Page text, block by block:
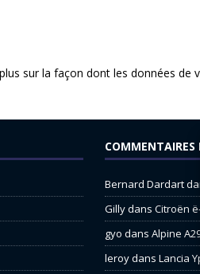
sur la façon dont les données de
COMMENTAIRES
Bernard Dardart
Gillydans Citroën
gyo dans Alpine
leroydans Lancia